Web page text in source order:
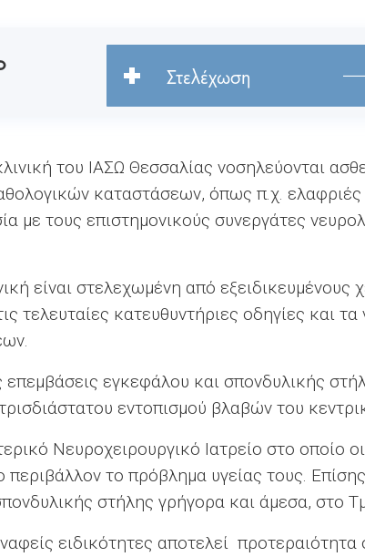
Στελέχωση
του ΙΑΣΩ Θεσσαλίας νοσηλεύονται
καταστάσεων, όπως π.χ.
με τους επιστημονικούς συνεργάτες
είναι στελεχωμένη από εξειδικευμένους
τελευταίες κατευθυντήριες οδηγίες και
επεμβάσεις εγκεφάλου και σπονδυλικής
εντοπισμού βλαβών του
Νευροχειρουργικό Ιατρείο στο οποίο
το πρόβλημα υγείας τους.
στήλης γρήγορα και άμεσα, στο
ειδικότητες αποτελεί